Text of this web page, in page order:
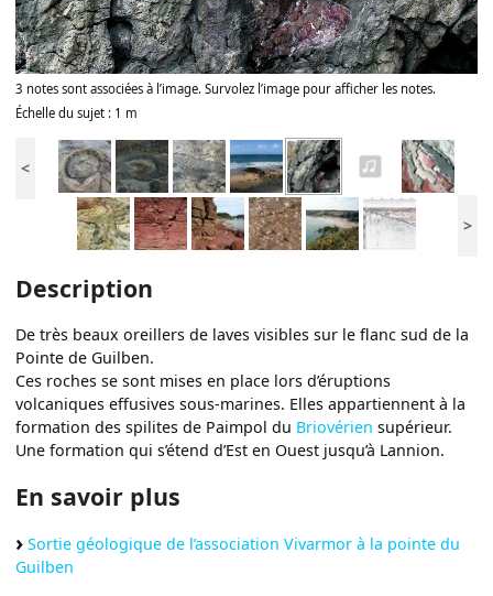
3 notes sont associées à l’image. Survolez l’image pour afficher les notes.
Échelle du sujet : 1 m
<
>
Description
De très beaux oreillers de laves visibles sur le flanc sud de la
Pointe de Guilben.
Ces roches se sont mises en place lors d’éruptions
volcaniques effusives sous-marines. Elles appartiennent à la
formation des spilites de Paimpol du Briovérien supérieur.
Une formation qui s’étend d’Est en Ouest jusqu’à Lannion.
En savoir plus
Sortie géologique de l’association Vivarmor à la pointe du
Guilben